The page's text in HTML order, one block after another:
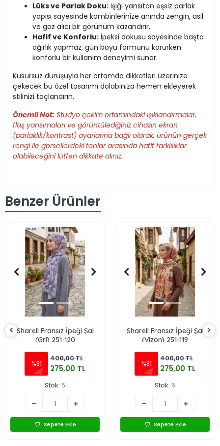
Lüks ve Parlak Doku: Işığı yansıtan eşsiz parlak
yapısı sayesinde kombinlerinize anında zengin, asil
ve göz alıcı bir görünüm kazandırır.
Hafif ve Konforlu: İpeksi dokusu sayesinde başta
ağırlık yapmaz, gün boyu formunu korurken
konforlu bir kullanım deneyimi sunar.
Kusursuz duruşuyla her ortamda dikkatleri üzerinize
çekecek bu özel tasarımı dolabınıza hemen ekleyerek
stilinizi taçlandırın.
Önemli Not: Stüdyo çekim ortamındaki ışıklandırmalar,
flaş yansımaları ve görüntülediğiniz cihazın ekran
(parlaklık/kontrast) ayarlarına bağlı olarak, ürünün gerçek
rengi ile görsellerdeki tonlar arasında hafif farklılıklar
olabileceğini lütfen dikkate alınız.
Benzer Ürünler
Sharell Fransız İpeği Şal
(Gri) 251-120
%31
400,00 TL
275,00 TL
Stok: 5
Sepete Ekle
Sharell Fransız İpeği Şal
(Vizon) 251-119
%31
400,00 TL
275,00 TL
Stok: 5
Sepete Ekle